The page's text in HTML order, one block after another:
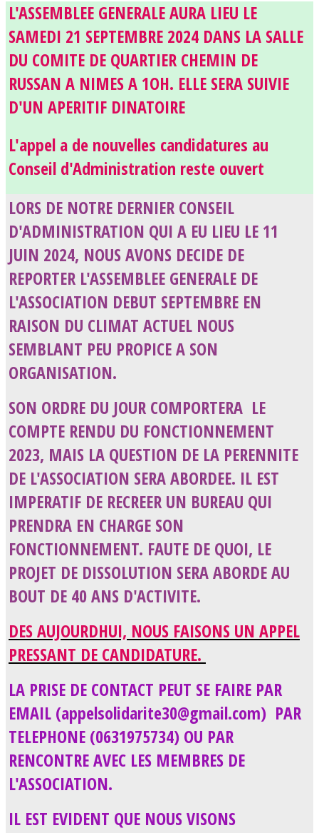
L'ASSEMBLEE GENERALE AURA LIEU LE
SAMEDI 21 SEPTEMBRE 2024 DANS LA SALLE
DU COMITE DE QUARTIER CHEMIN DE
RUSSAN A NIMES A 1OH. ELLE SERA SUIVIE
D'UN APERITIF DINATOIRE
L'appel a de nouvelles candidatures au
Conseil d'Administration reste ouvert
LORS DE NOTRE DERNIER CONSEIL
D'ADMINISTRATION QUI A EU LIEU LE 11
JUIN 2024, NOUS AVONS DECIDE DE
REPORTER L'ASSEMBLEE GENERALE DE
L'ASSOCIATION DEBUT SEPTEMBRE EN
RAISON DU CLIMAT ACTUEL NOUS
SEMBLANT PEU PROPICE A SON
ORGANISATION.
SON ORDRE DU JOUR COMPORTERA LE
COMPTE RENDU DU FONCTIONNEMENT
2023, MAIS LA QUESTION DE LA PERENNITE
DE L'ASSOCIATION SERA ABORDEE. IL EST
IMPERATIF DE RECREER UN BUREAU QUI
PRENDRA EN CHARGE SON
FONCTIONNEMENT. FAUTE DE QUOI, LE
PROJET DE DISSOLUTION SERA ABORDE AU
BOUT DE 40 ANS D'ACTIVITE.
DES AUJOURDHUI, NOUS FAISONS UN APPEL
PRESSANT DE CANDIDATURE.
LA PRISE DE CONTACT PEUT SE FAIRE PAR
EMAIL (appelsolidarite30@gmail.com) PAR
TELEPHONE (0631975734) OU PAR
RENCONTRE AVEC LES MEMBRES DE
L'ASSOCIATION.
IL EST EVIDENT QUE NOUS VISONS